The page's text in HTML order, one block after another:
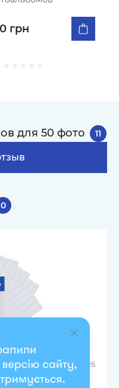
грн
для 50 фото 11
0
03.07.2026